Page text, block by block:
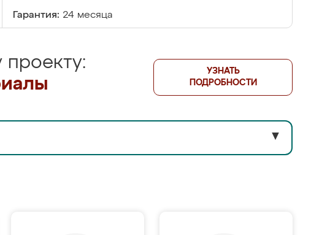
Гарантия: 24 месяца
проекту:
УЗНАТЬ
ПОДРОБНОСТИ
▼